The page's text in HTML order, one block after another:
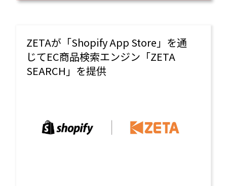
ZETAが「Shopify App Store」を通
じてEC商品検索エンジン「ZETA
SEARCH」を提供